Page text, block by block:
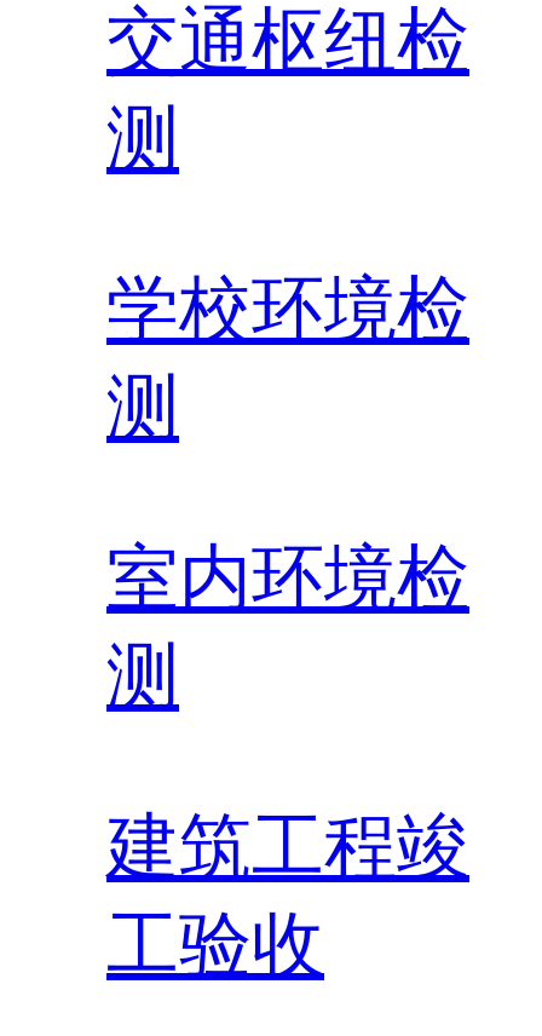
交通枢纽检
测
学校环境检
测
室内环境检
测
建筑工程竣
工验收